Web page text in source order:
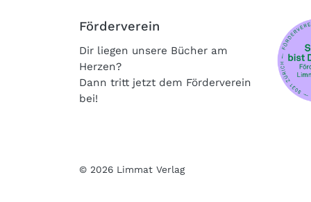
Förderverein
Dir liegen unsere Bücher am
Herzen?
Dann tritt jetzt dem Förderverein
bei!
© 2026 Limmat Verlag